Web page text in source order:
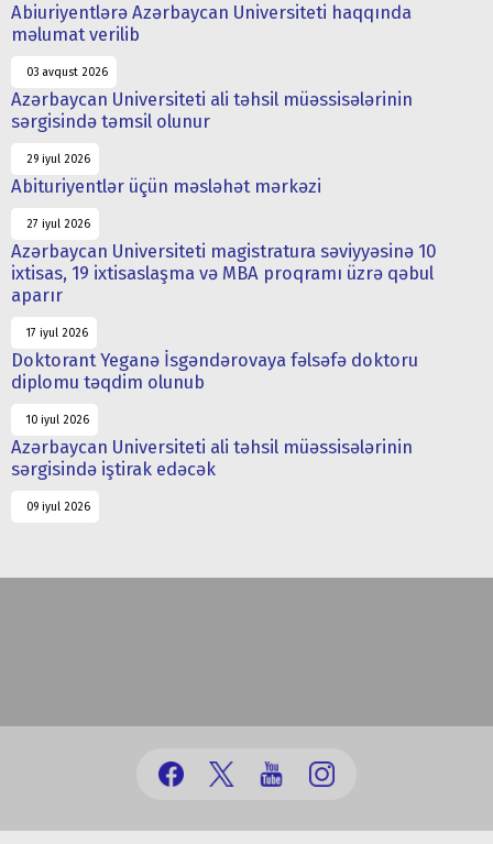
Abiuriyentlərə Azərbaycan Universiteti haqqında
məlumat verilib
03 avqust 2026
Azərbaycan Universiteti ali təhsil müəssisələrinin
sərgisində təmsil olunur
29 iyul 2026
Abituriyentlər üçün məsləhət mərkəzi
27 iyul 2026
Azərbaycan Universiteti magistratura səviyyəsinə 10
ixtisas, 19 ixtisaslaşma və MBA proqramı üzrə qəbul
aparır
17 iyul 2026
Doktorant Yeganə İsgəndərovaya fəlsəfə doktoru
diplomu təqdim olunub
10 iyul 2026
Azərbaycan Universiteti ali təhsil müəssisələrinin
sərgisində iştirak edəcək
09 iyul 2026